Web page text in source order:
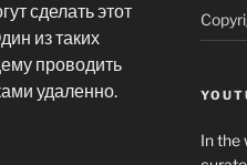
сделать этот
из таких
проводить
удаленно.
In the